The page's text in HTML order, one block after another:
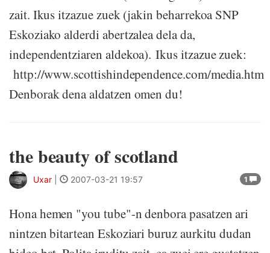
zait. Ikus itzazue zuek (jakin beharrekoa SNP
Eskoziako alderdi abertzalea dela da,
independentziaren aldekoa). Ikus itzazue zuek:
http://www.scottishindependence.com/media.htm
Denborak dena aldatzen omen du!
the beauty of scotland
1
Uxar 2007-03-21 19:57
Hona hemen "you tube"-n denbora pasatzen ari
nintzen bitartean Eskoziari buruz aurkitu dudan